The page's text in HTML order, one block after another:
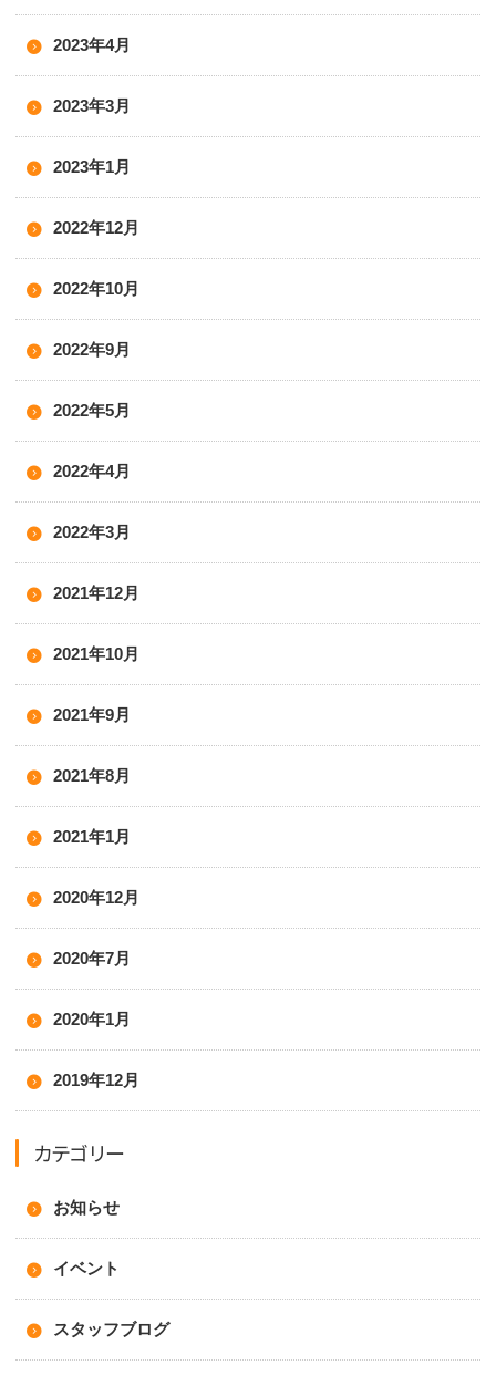
2023年4月
2023年3月
2023年1月
2022年12月
2022年10月
2022年9月
2022年5月
2022年4月
2022年3月
2021年12月
2021年10月
2021年9月
2021年8月
2021年1月
2020年12月
2020年7月
2020年1月
2019年12月
カテゴリー
お知らせ
イベント
スタッフブログ